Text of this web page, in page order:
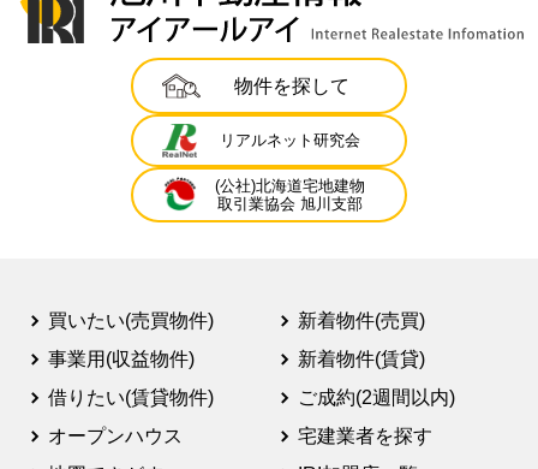
物件を探して
リアルネット研究会
(公社)北海道宅地建物
取引業協会 旭川支部
買いたい(売買物件)
事業用(収益物件)
借りたい(賃貸物件)
オープンハウス
新着物件(売買)
新着物件(賃貸)
ご成約(2週間以内)
宅建業者を探す